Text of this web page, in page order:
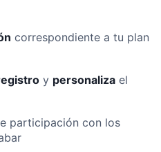
correspondiente a tu plan
y personaliza el
participación con los